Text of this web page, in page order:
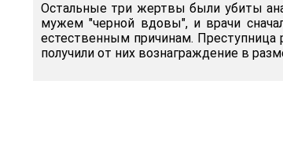
Остальные три жертвы были убиты
мужем "черной вдовы", и врачи
естественным причинам. Преступница
получили от них вознаграждение в